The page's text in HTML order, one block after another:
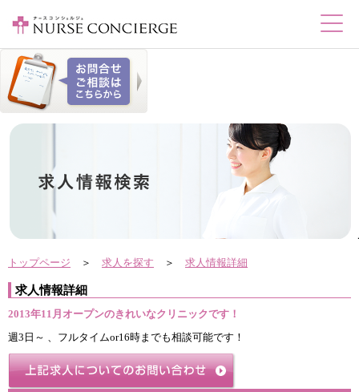
トップページ ＞ 求人を探す ＞ 求人情報詳細
求人情報詳細
2013年11月オープンのきれいなクリニックです！
週3日～ 、フルタイムor16時までも相談可能です！